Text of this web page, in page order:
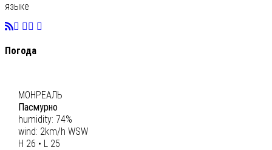
языке
Погода
МОНРЕАЛЬ
Пасмурно
humidity: 74%
wind: 2km/h WSW
H 26 • L 25